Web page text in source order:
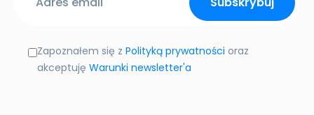
Zapoznałem się z Polityką prywatności oraz
akceptuję Warunki newsletter'a